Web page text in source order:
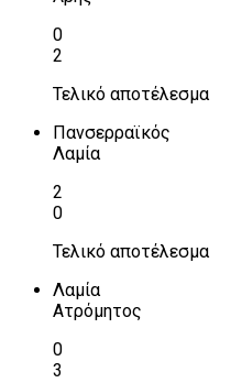
0
2
Τελικό αποτέλεσμα
Πανσερραϊκός
Λαμία
2
0
Τελικό αποτέλεσμα
Λαμία
Ατρόμητος
0
3